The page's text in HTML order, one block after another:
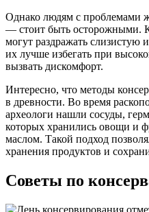
Однако людям с проблемами
— стоит быть осторожными.
могут раздражать слизистую
их лучше избегать при
вызвать дискомфорт.
Интересно, что методы
в древности. Во время
археологи нашли сосуды,
которых хранились овощи и
маслом. Такой подход
хранения продуктов и
Советы по